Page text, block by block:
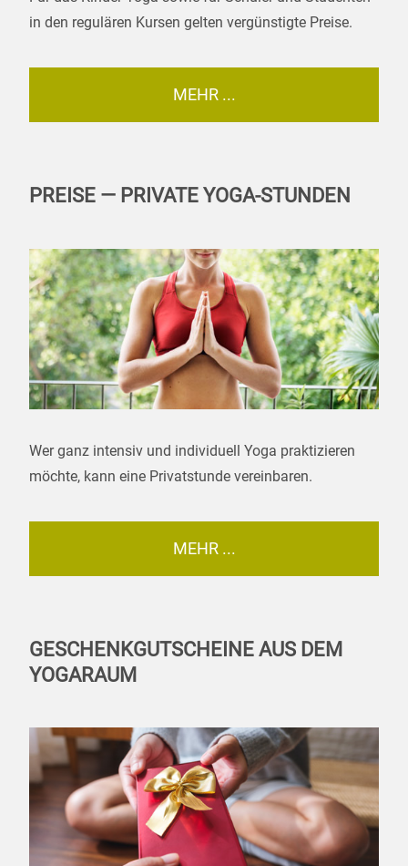
in den regulären Kursen gelten vergünstigte Preise.
MEHR ...
PREISE — PRIVATE YOGA-STUNDEN
Wer ganz intensiv und individuell Yoga praktizieren
möchte, kann eine Privatstunde vereinbaren.
MEHR ...
GESCHENKGUTSCHEINE AUS DEM
YOGARAUM